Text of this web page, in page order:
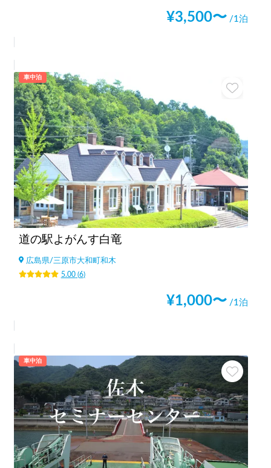
¥3,500〜 /1泊
車中泊
道の駅よがんす白竜
広島県/三原市大和町和木
5.00(6)
¥1,000〜 /1泊
車中泊